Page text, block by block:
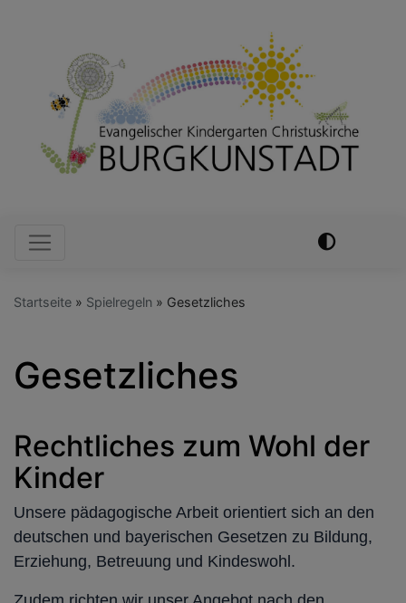
Hauptnavigation
Startseite Spielregeln Gesetzliches
Gesetzliches
Rechtliches zum Wohl der
Kinder
Unsere pädagogische Arbeit orientiert sich an den
deutschen und bayerischen Gesetzen zu Bildung,
Erziehung, Betreuung und Kindeswohl.